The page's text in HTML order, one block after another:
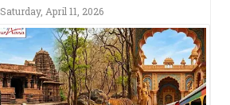
Saturday, April 11, 2026